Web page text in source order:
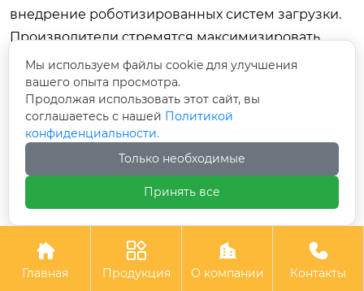
внедрение роботизированных систем загрузки.
Производители стремятся максимизировать
объем загрузки за цикл, чтобы снизить
себестоимость обработки одной детали. Это
требует разработки сложных систем подвесок и
манипуляторов, способных равномерно
распределять детали в большом объеме без
затенения зон напыления. Автоматизация
логистики внутри цеха становится неотъемлемой
частью современной линии.
Цифровизация и Индустрия 4.0 также проникают
в вакуумное машиностроение. Современные

Главная

Продукция

О компании

Контакты
Мы используем файлы cookie для улучшения
вашего опыта просмотра.
Продолжая использовать этот сайт, вы
соглашаетесь с нашей Политикой
конфиденциальности.
Только необходимые
Принять все